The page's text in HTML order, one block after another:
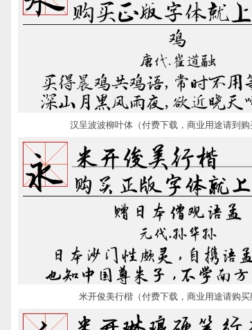
汉呈波波柳叶体（付费下载，商业用途请到购
米开俊美行楷（付费下载，商业用途请购买